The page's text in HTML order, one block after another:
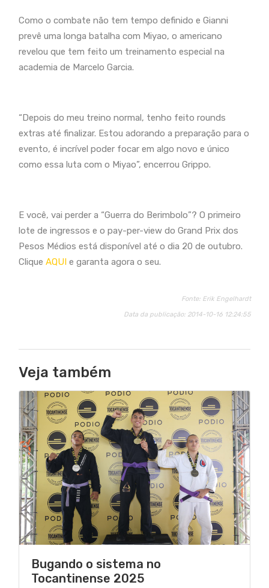
Como o combate não tem tempo definido e Gianni
prevê uma longa batalha com Miyao, o americano
revelou que tem feito um treinamento especial na
academia de Marcelo Garcia.
“Depois do meu treino normal, tenho feito rounds
extras até finalizar. Estou adorando a preparação para o
evento, é incrível poder focar em algo novo e único
como essa luta com o Miyao”, encerrou Grippo.
E você, vai perder a “Guerra do Berimbolo”? O primeiro
lote de ingressos e o pay-per-view do Grand Prix dos
Pesos Médios está disponível até o dia 20 de outubro.
Clique AQUI e garanta agora o seu.
Fonte: Erik Engelhardt
Data da publicação: 2014-10-16 12:24:55
Veja também
Bugando o sistema no
Tocantinense 2025